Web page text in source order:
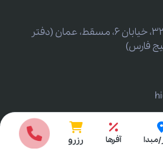
ال موج 335، خیابان 6، مسقط، عمان (دفتر
فارس)
انتخاب مبدا
مبدا آفرها رزرو